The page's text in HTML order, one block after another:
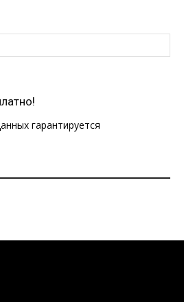
гарантируется